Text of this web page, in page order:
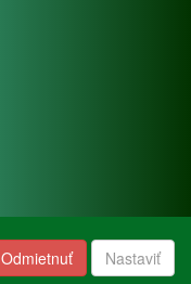
Odmietnuť Nastaviť